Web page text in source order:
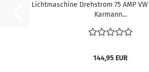
Lichtmaschine Drehstrom 75 AMP
Karmann...
144,95 EUR